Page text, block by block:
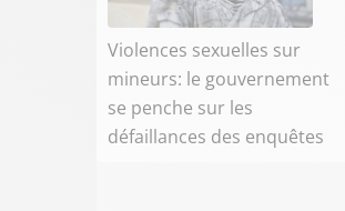
Violences sexuelles sur
mineurs: le gouvernement
se penche sur les
défaillances des enquêtes